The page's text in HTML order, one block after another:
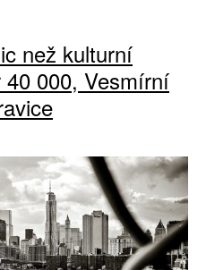
než kulturní
000, Vesmírní